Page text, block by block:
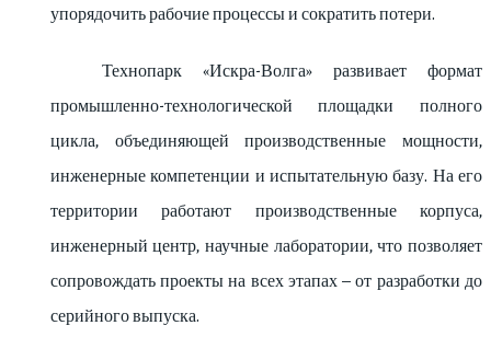
упорядочить рабочие процессы и сократить потери.
Технопарк «Искра-Волга» развивает формат
промышленно-технологической площадки полного
цикла, объединяющей производственные мощности,
инженерные компетенции и испытательную базу. На его
территории работают производственные корпуса,
инженерный центр, научные лаборатории, что позволяет
сопровождать проекты на всех этапах – от разработки до
серийного выпуска.